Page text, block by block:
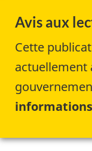
Avis aux
Cette
actuellement